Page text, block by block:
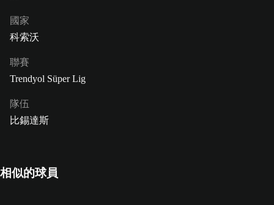
國家
科索沃
聯賽
Trendyol Süper Lig
隊伍
比錫達斯
相似的球員